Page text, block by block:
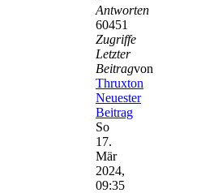
Antworten
60451
Zugriffe
Letzter
Beitragvon
Thruxton
Neuester
Beitrag
So
17.
Mär
2024,
09:35